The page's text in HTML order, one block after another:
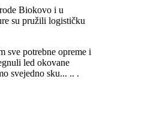
Biokovo i u
su pružili logističku
sve potrebne opreme i
led okovane
svejedno sku... .. .